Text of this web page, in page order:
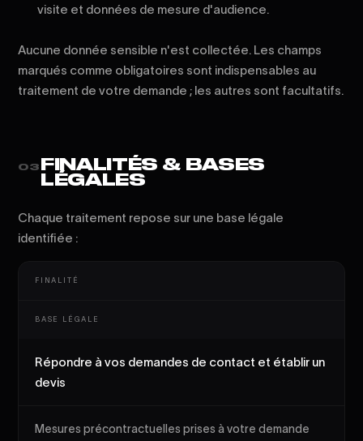
visite et données de mesure d'audience.
Aucune donnée sensible n'est collectée. Les champs
marqués comme obligatoires sont indispensables au
traitement de votre demande ; les autres sont facultatifs.
03 FINALITÉS & BASES
LÉGALES
Chaque traitement repose sur une base légale
identifiée :
FINALITÉ
BASE LÉGALE
Répondre à vos demandes de contact et établir un
devis
Mesures précontractuelles prises à votre demande